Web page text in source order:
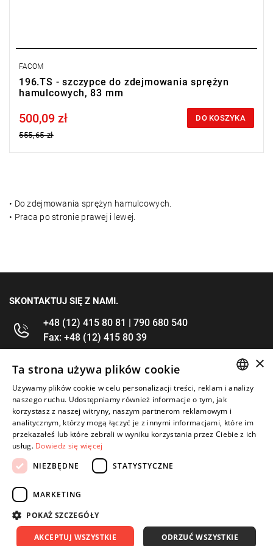
FACOM
196.TS - szczypce do zdejmowania sprężyn
hamulcowych, 83 mm
Price tax included
500,09 zł
555,65 zł
DO KOSZYKA
• Do zdejmowania sprężyn hamulcowych.
• Praca po stronie prawej i lewej.
SKONTAKTUJ SIĘ Z NAMI.
+48 (12) 415 80 81 | 790 680 540
Fax: +48 (12) 415 80 39
kontakt@im-narzedzia.pl
INFORMACJE
OFERTA
MOJE KONTO
OBSERWUJ NAS
Copyright 2026: IM Kraków Created by: Waynet
ENGLISH
×
Ta strona używa plików cookie
Używamy plików cookie w celu personalizacji treści, reklam i analizy
naszego ruchu. Udostępniamy również informacje o tym, jak
korzystasz z naszej witryny, naszym partnerom reklamowym i
analitycznym, którzy mogą łączyć je z innymi informacjami, które im
przekazałeś lub które zebrali w wyniku korzystania przez Ciebie z ich
usług. Dowiedz się więcej
NIEZBĘDNE
STATYSTYCZNE
MARKETING
POKAŻ SZCZEGÓŁY
AKCEPTUJ WSZYSTKIE ODRZUĆ WSZYSTKIE